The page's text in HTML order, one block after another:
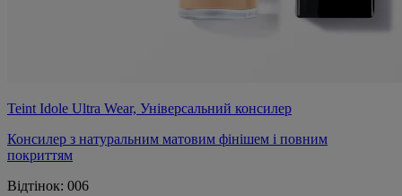
Teint Idole Ultra Wear, Універсальний консилер
Консилер з натуральним матовим фінішем і повним
покриттям
Відтінок: 006